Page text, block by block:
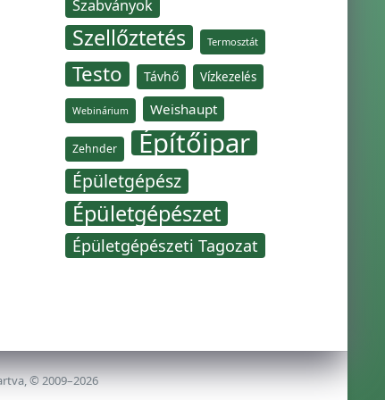
Szabványok
Szellőztetés Termosztát
Testo Távhő Vízkezelés
Webinárium Weishaupt
Zehnder Építőipar
Épületgépész
Épületgépészet
Épületgépészeti Tagozat
© 2009–2026